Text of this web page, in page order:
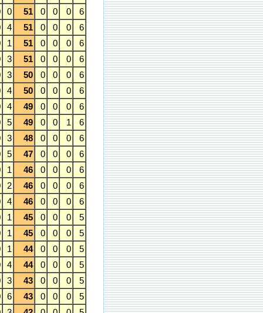
0 51 0 0 0
6
4 51 0 0 0
6
1 51 0 0 0
6
3 51 0 0 0
6
3 50 0 0 0
6
4 50 0 0 0
6
4 49 0 0 0
6
5 49 0 0 1
6
3 48 0 0 0
6
5 47 0 0 0
6
1 46 0 0 0
6
2 46 0 0 0
6
4 46 0 0 0
6
1 45 0 0 0
5
1 45 0 0 0
5
1 44 0 0 0
5
4 44 0 0 0
5
3 43 0 0 0
5
6 43 0 0 0
5